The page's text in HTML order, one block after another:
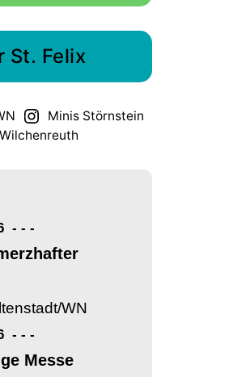
St. Felix
Minis Störnstein
- --
WN
- --
Messe